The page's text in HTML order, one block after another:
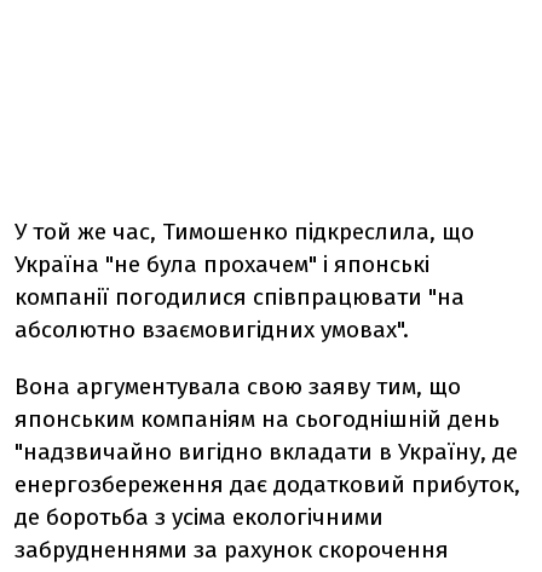
У той же час, Тимошенко підкреслила, що
Україна "не була прохачем" і японські
компанії погодилися співпрацювати "на
абсолютно взаємовигідних умовах".
Вона аргументувала свою заяву тим, що
японським компаніям на сьогоднішній день
"надзвичайно вигідно вкладати в Україну, де
енергозбереження дає додатковий прибуток,
де боротьба з усіма екологічними
забрудненнями за рахунок скорочення